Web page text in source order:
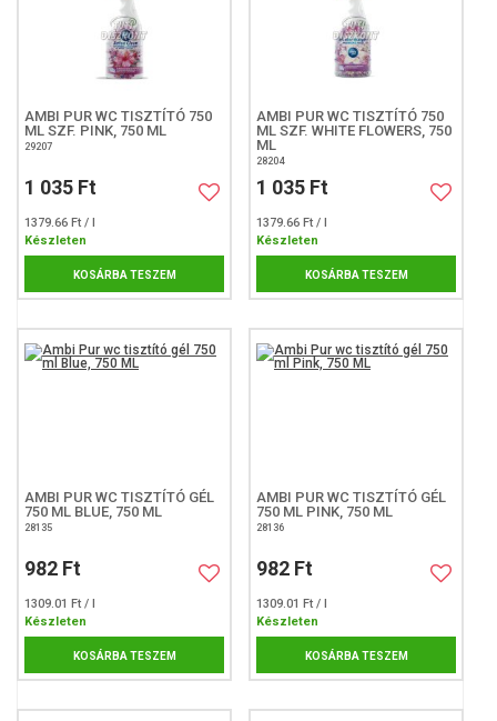
AMBI PUR WC TISZTÍTÓ 750
ML SZF. PINK, 750 ML
29207
1 035 Ft
1379.66 Ft / l
Készleten
KOSÁRBA TESZEM
AMBI PUR WC TISZTÍTÓ 750
ML SZF. WHITE FLOWERS, 750
ML
28204
1 035 Ft
1379.66 Ft / l
Készleten
KOSÁRBA TESZEM
AMBI PUR WC TISZTÍTÓ GÉL
750 ML BLUE, 750 ML
28135
982 Ft
1309.01 Ft / l
Készleten
KOSÁRBA TESZEM
AMBI PUR WC TISZTÍTÓ GÉL
750 ML PINK, 750 ML
28136
982 Ft
1309.01 Ft / l
Készleten
KOSÁRBA TESZEM